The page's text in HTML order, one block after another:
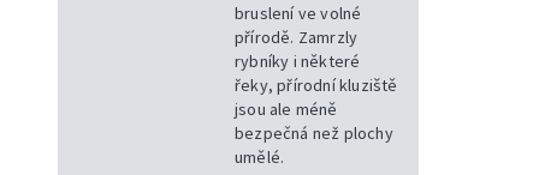
bruslení ve volné
přírodě. Zamrzly
rybníky i některé
řeky, přírodní kluziště
jsou ale méně
bezpečná než plochy
umělé.